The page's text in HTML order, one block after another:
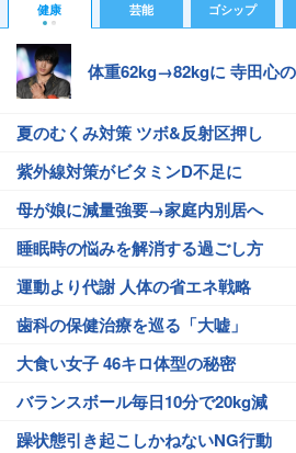
健康 芸能 ゴシップ
体重62kg→82kgに 寺田心
夏のむくみ対策 ツボ&反射区押し
紫外線対策がビタミンD不足に
母が娘に減量強要→家庭内別居へ
睡眠時の悩みを解消する過ごし方
運動より代謝 人体の省エネ戦略
歯科の保健治療を巡る「大嘘」
大食い女子 46キロ体型の秘密
バランスボール毎日10分で20kg減
躁状態引き起こしかねないNG行動